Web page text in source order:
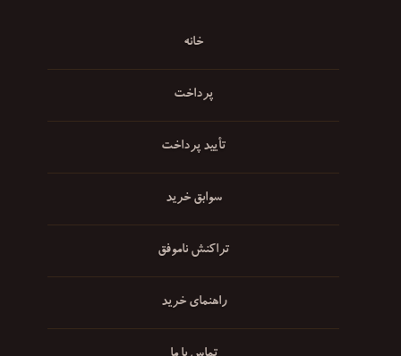
خانه
پرداخت
تأیید پرداخت
سوابق خرید
تراکنش ناموفق
راهنمای خرید